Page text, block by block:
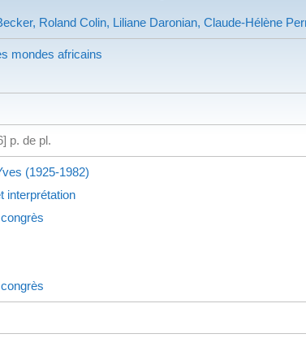
Roland Colin, Liliane Daronian, Claude-Hélène
mondes africains
p. de pl.
(1925-1982)
interprétation